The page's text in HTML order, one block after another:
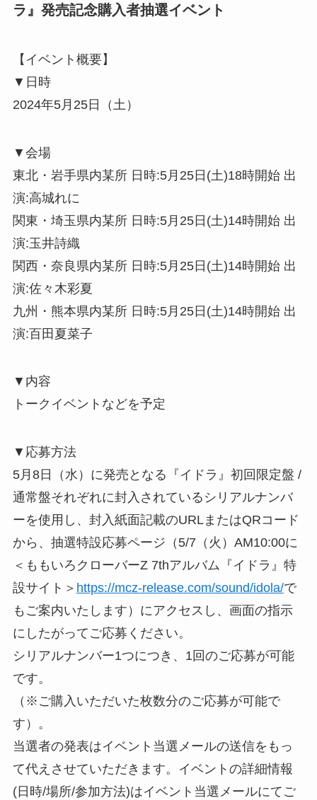
ラ』発売記念購入者抽選イベント
【イベント概要】
▼日時
2024年5月25日（土）
▼会場
東北・岩手県内某所 日時:5月25日(土)18時開始 出
演:高城れに
関東・埼玉県内某所 日時:5月25日(土)14時開始 出
演:玉井詩織
関西・奈良県内某所 日時:5月25日(土)14時開始 出
演:佐々木彩夏
九州・熊本県内某所 日時:5月25日(土)14時開始 出
演:百田夏菜子
▼内容
トークイベントなどを予定
▼応募方法
5月8日（水）に発売となる『イドラ』初回限定盤 /
通常盤それぞれに封入されているシリアルナンバ
ーを使用し、封入紙面記載のURLまたはQRコード
から、抽選特設応募ページ（5/7（火）AM10:00に
＜ももいろクローバーZ 7thアルバム『イドラ』特
設サイト＞ https://mcz-release.com/sound/idola/で
もご案内いたします）にアクセスし、画面の指示
にしたがってご応募ください。
シリアルナンバー1つにつき、1回のご応募が可能
です。
（※ご購入いただいた枚数分のご応募が可能で
す）。
当選者の発表はイベント当選メールの送信をもっ
て代えさせていただきます。イベントの詳細情報
(日時/場所/参加方法)はイベント当選メールにてご